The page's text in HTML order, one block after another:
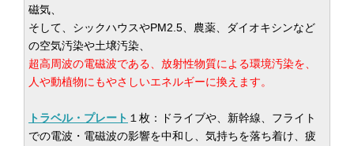
磁気、
そして、シックハウスやPM2.5、農薬、ダイオキシンなど
の空気汚染や土壌汚染、
超高周波の電磁波である、放射性物質による環境汚染を、
人や動植物にもやさしいエネルギーに換えます。
トラベル・プレート １枚：ドライブや、新幹線、フライト
での電波・電磁波の影響を中和し、気持ちを落ち着け、疲